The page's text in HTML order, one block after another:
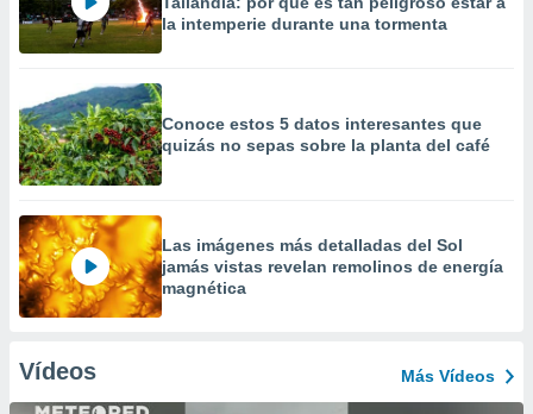
la intemperie durante una tormenta
Conoce estos 5 datos interesantes que
quizás no sepas sobre la planta del café
Las imágenes más detalladas del Sol
jamás vistas revelan remolinos de energía
magnética
Vídeos Más Vídeos